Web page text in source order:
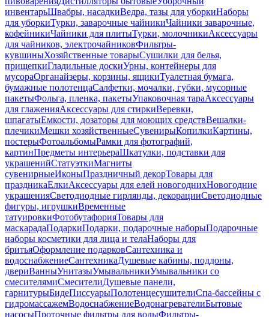
инвентарьШвабры, насадкиВедра, тазы для уборкиНаборы
для уборкиТурки, заварочные чайникиЧайники заварочные,
кофейникиЧайники для плитыТурки, молочникиАксессуары
для чайников, электрочайниковФильтры-
кувшиныХозяйственные товарыСушилки для белья,
прищепкиГладильные доскиУрны, контейнеры для
мусораОрганайзеры, корзины, ящикиТуалетная бумага,
бумажные полотенцаСалфетки, мочалки, губки, мусорные
пакетыФольга, пленка, пакетыУпаковочная тараАксессуары
для глаженияАксессуары для стиркиВеревки,
шпагатыЕмкости, дозаторы для моющих средствВешалки-
плечикиМешки хозяйственныеСувенирыКопилкиКартины,
постерыФотоальбомыРамки для фотографий,
картинПредметы интерьераШкатулки, подставки для
украшенийСтатуэткиМагниты
сувенирныеИконыПраздничный декорТовары для
праздникаЕлкиАксессуары для елей новогоднихНовогодние
украшенияСветодиодные гирлянды, декорацииСветодиодные
фигуры, игрушкиВременные
татуировкиФотобутафорияТовары для
маскарадаПодаркиПодарки, подарочные наборыПодарочные
наборы косметики для лица и телаНаборы для
бритьяОформление подарковСантехника и
водоснабжениеСантехникаДушевые кабины, поддоны,
двериВанныУнитазыУмывальникиУмывальники со
смесителямиСмесителиДушевые панели,
гарнитурыБидеПиссуарыПолотенцесушителиСпа-бассейны с
гидромассажемВодоснабжениеВодонагревателиБытовые
насосыПроточные фильтры для водыФильтры-